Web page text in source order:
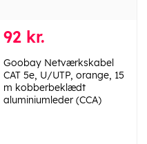
92 kr.
Goobay Netværkskabel
CAT 5e, U/UTP, orange, 15
m kobberbeklædt
aluminiumleder (CCA)